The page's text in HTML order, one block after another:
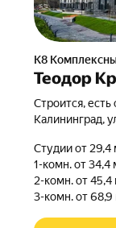
К8
Теодор
Строится,
Калининград,
Студии от 29,4
1-комн. от 34,4
2-комн. от 45,4
3-комн. от 68,9